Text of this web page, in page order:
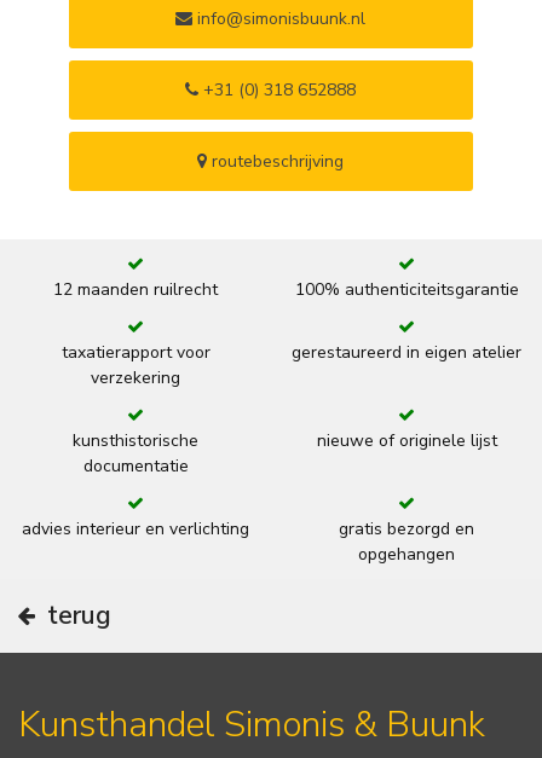
info@simonisbuunk.nl
+31 (0) 318 652888
routebeschrijving
12 maanden ruilrecht 100% authenticiteitsgarantie
taxatierapport voor
verzekering
gerestaureerd in eigen atelier
kunsthistorische
documentatie
nieuwe of originele lijst
advies interieur en verlichting
gratis bezorgd en
opgehangen
terug
Kunsthandel Simonis & Buunk